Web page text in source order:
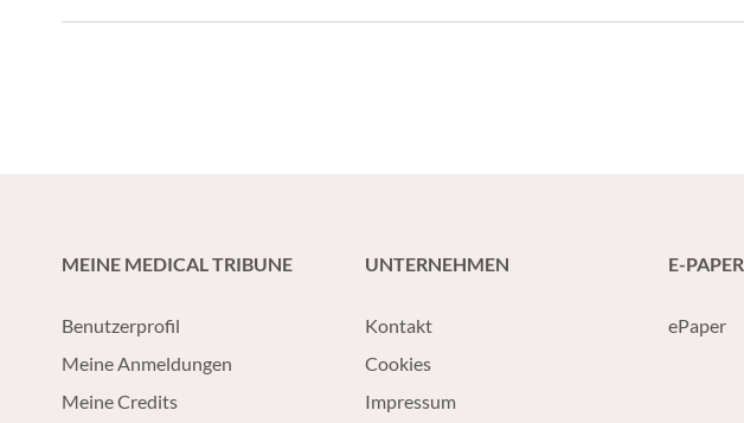
MEINE MEDICAL TRIBUNE
Benutzerprofil
Meine Anmeldungen
Meine Credits
UNTERNEHMEN
Kontakt
Cookies
Impressum
E-PAPER
ePaper